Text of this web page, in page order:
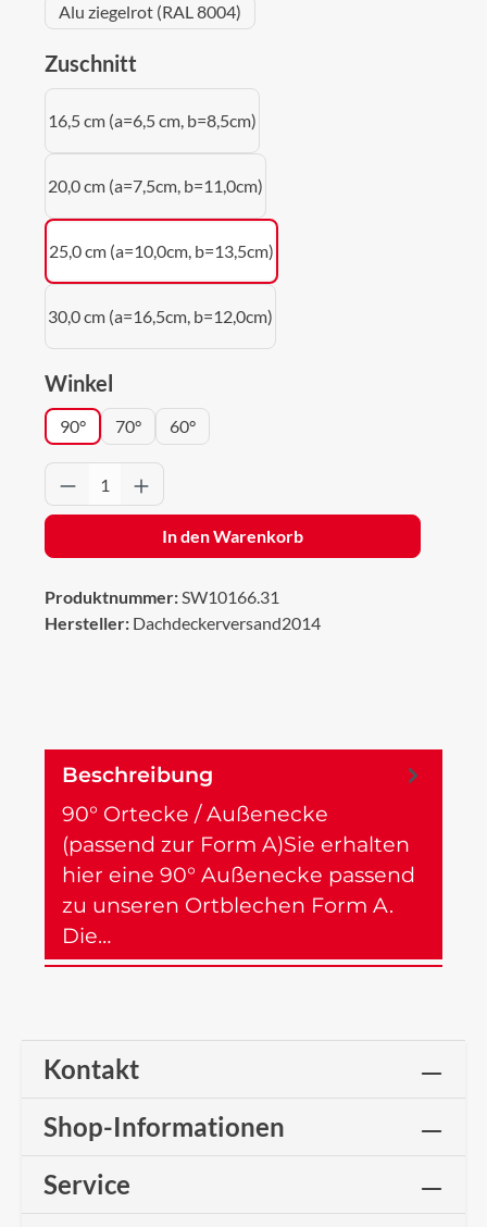
Alu ziegelrot (RAL 8004)
Zuschnitt
16,5 cm (a=6,5 cm, b=8,5cm)
20,0 cm (a=7,5cm, b=11,0cm)
25,0 cm (a=10,0cm, b=13,5cm)
30,0 cm (a=16,5cm, b=12,0cm)
Winkel
90° 70° 60°
Produkt Anzahl: Gib den gewünschten
In den Warenkorb
Produktnummer:SW10166.31
Hersteller: Dachdeckerversand2014
Beschreibung
90° Ortecke / Außenecke
(passend zur Form A)Sie erhalten
hier eine 90° Außenecke passend
zu unseren Ortblechen Form A.
Die…
Kontakt
Shop-Informationen
Service